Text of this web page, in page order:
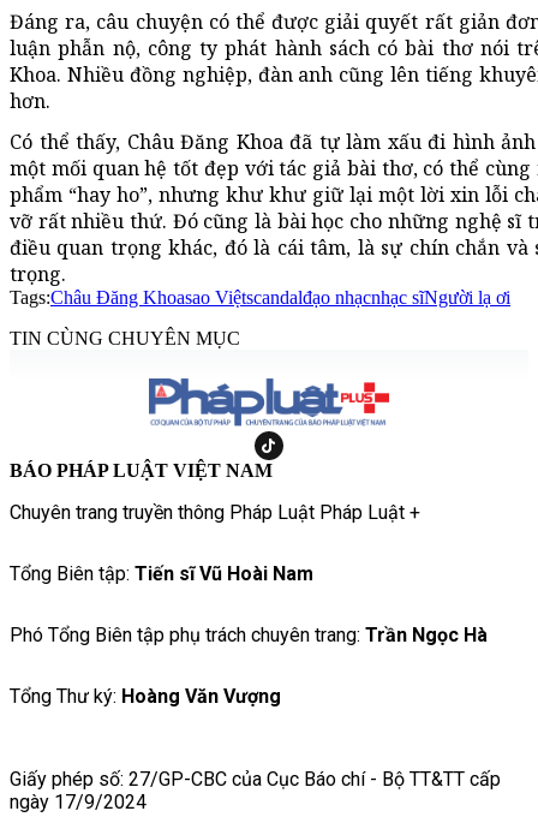
Đáng ra, câu chuyện có thể được giải quyết rất giản
luận phẫn nộ, công ty phát hành sách có bài thơ nói
Khoa. Nhiều đồng nghiệp, đàn anh cũng lên tiếng
hơn.
Có thể thấy, Châu Đăng Khoa đã tự làm xấu đi hình
một mối quan hệ tốt đẹp với tác giả bài thơ, có thể
phẩm “hay ho”, nhưng khư khư giữ lại một lời xin lỗi
vỡ rất nhiều thứ. Đó cũng là bài học cho những nghệ sĩ
điều quan trọng khác, đó là cái tâm, là sự chín chắn
trọng.
Tags:Châu Đăng Khoasao Việtscandalđạo nhạcnhạc sĩNgười lạ ơi
TIN CÙNG CHUYÊN MỤC
BÁO PHÁP LUẬT VIỆT NAM
Chuyên trang truyền thông Pháp Luật Pháp Luật +
Tổng Biên tập: Tiến sĩ Vũ Hoài Nam
Phó Tổng Biên tập phụ trách chuyên trang: Trần Ngọc Hà
Tổng Thư ký: Hoàng Văn Vượng
Giấy phép số: 27/GP-CBC của Cục Báo chí - Bộ TT&TT cấp
ngày 17/9/2024